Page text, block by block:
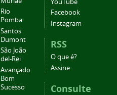
Rio
Pomba
Santos
Dumont
São João
del-Rei
Avançado
Bom
Sucesso
Facebook
Instagram
RSS
O que é?
Assine
Consulte